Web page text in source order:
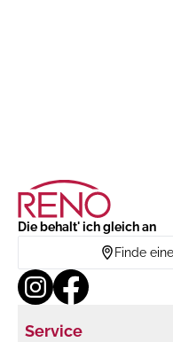
Die behalt' ich gleich an
Finde
Service